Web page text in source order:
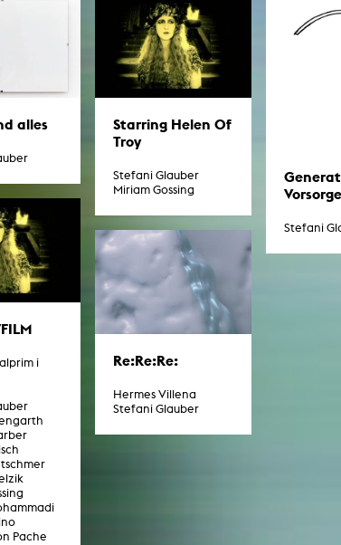
alles
Starring Helen Of
Troy
Stefani Glauber
Miriam Gossing
Vorsorge
Stefani
i
Pache
Re:Re:Re:
Hermes Villena
Stefani Glauber